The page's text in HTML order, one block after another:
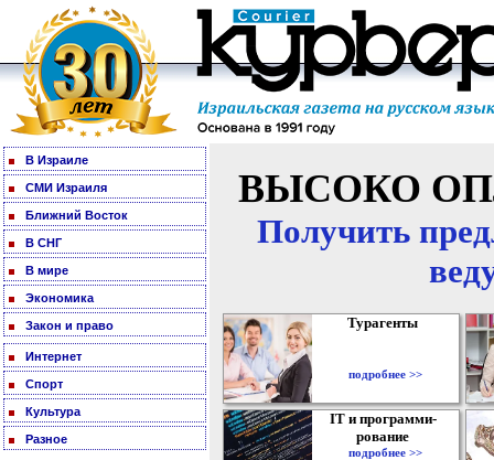
В Израиле
СМИ Израиля
Ближний Восток
В СНГ
В мире
Экономика
Закон и право
Интернет
Спорт
Культура
Разное
ВЫСОКО
Получить
Турагенты
подробнее >>
IT и программи-
рование
подробнее >>